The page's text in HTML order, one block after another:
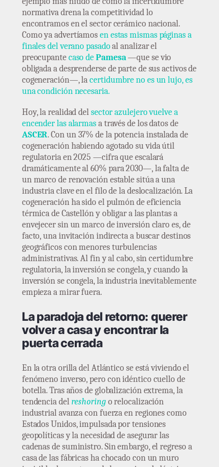
normativa drena la competitividad lo
encontramos en el sector cerámico nacional.
Como ya advertíamosen estas mismas páginas a
finales del verano pasadoal analizar el
preocupantecaso dePamesa—que se vio
obligada a desprenderse de parte de sus activos de
cogeneración—, lacertidumbre no es un lujo, es
una condición necesaria.
Hoy, la realidad delsector azulejero vuelve a
encender las alarmasa través de los datos de
ASCER. Con un 37% de la potencia instalada de
cogeneración habiendo agotado su vida útil
regulatoria en 2025 —cifra que escalará
dramáticamente al 60% para 2030—, la falta de
un marco de renovación estable sitúa a una
industria clave en el filo de la deslocalización. La
cogeneración ha sido el pulmón de eficiencia
térmica de Castellón y obligar a las plantas a
envejecer sin un marco de inversión claro es, de
facto, una invitación indirecta a buscar destinos
geográficos con menores turbulencias
administrativas. Al fin y al cabo, sin certidumbre
regulatoria, la inversión se congela, y cuando la
inversión se congela, la industria inevitablemente
empieza a mirar fuera.
La paradoja del retorno: querer
volver a casa y encontrar la
puerta cerrada
En la otra orilla del Atlántico se está viviendo el
fenómeno inverso, pero con idéntico cuello de
botella. Tras años de globalización extrema, la
tendencia delreshoringo relocalización
industrial avanza con fuerza en regiones como
Estados Unidos, impulsada por tensiones
geopolíticas y la necesidad de asegurar las
cadenas de suministro. Sin embargo, el regreso a
casa de las fábricas ha chocado con un muro